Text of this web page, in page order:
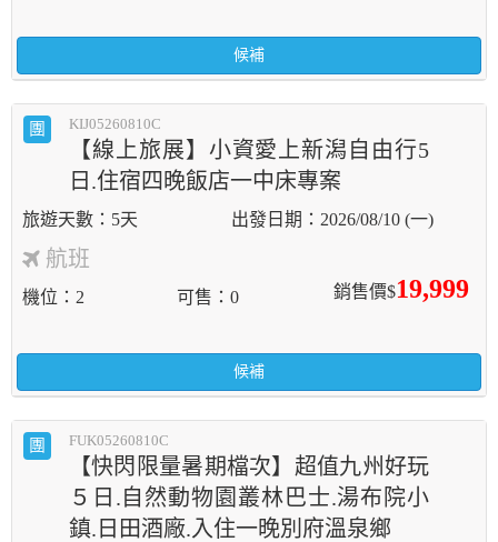
候補
團 KIJ05260810C
【線上旅展】小資愛上新潟自由行5
日.住宿四晚飯店一中床專案
5天 2026/08/10 (一)
航班
銷售價$19,999
機位 2 可售 0
候補
團 FUK05260810C
【快閃限量暑期檔次】超值九州好玩
５日.自然動物園叢林巴士.湯布院小
鎮.日田酒廠.入住一晚別府溫泉鄉